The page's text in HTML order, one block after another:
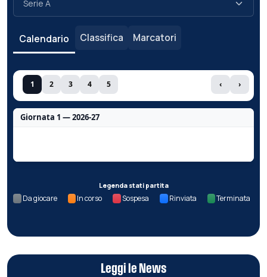
Calendario Classifica Marcatori
1 2 3 4 5 ‹ ›
Giornata 1 — 2026-27
Legenda stati partita
Da giocare In corso Sospesa Rinviata Terminata
Leggi le News